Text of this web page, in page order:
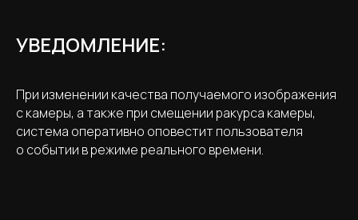
УВЕДОМЛЕНИЕ:
При изменении качества получаемого изображения
с камеры, а также при смещении ракурса камеры,
система оперативно оповестит пользователя
о событии в режиме реального времени.